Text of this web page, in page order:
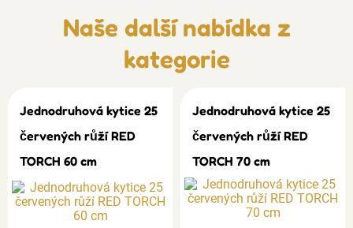
Naše další nabídka z
kategorie
Jednodruhová kytice 25
červených růží RED
TORCH 60 cm
Jednodruhová kytice 25
červených růží RED
TORCH 70 cm